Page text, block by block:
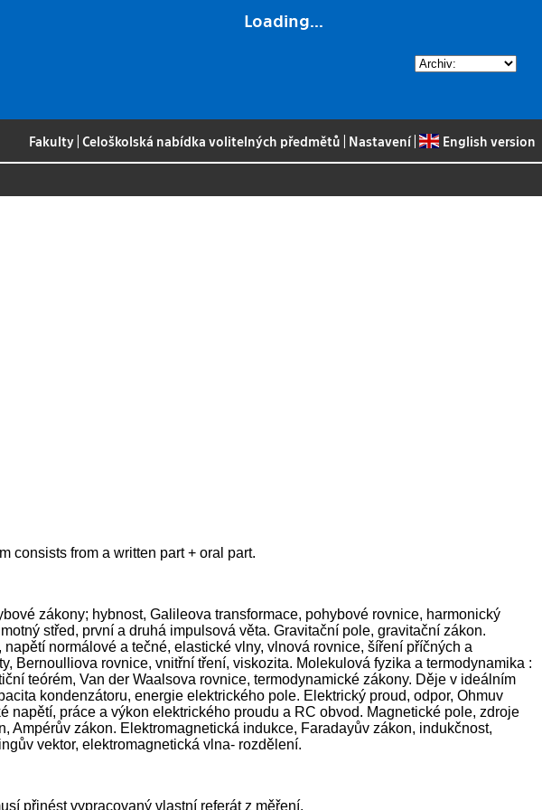
Loading...
Fakulty |Celoškolská nabídka volitelných předmětů Nastavení| English version
consists from a written part + oral part.
zákony; hybnost, Galileova transformace, pohybové rovnice, harmonický
střed, první a druhá impulsová věta. Gravitační pole, gravitační zákon.
normálové a tečné, elastické vlny, vlnová rovnice, šíření příčných a
Bernoulliova rovnice, vnitřní tření, viskozita. Molekulová fyzika a termodynamika :
teórém, Van der Waalsova rovnice, termodynamické zákony. Děje v ideálním
kondenzátoru, energie elektrického pole. Elektrický proud, odpor, Ohmuv
práce a výkon elektrického proudu a RC obvod. Magnetické pole, zdroje
zákon. Elektromagnetická indukce, Faradayův zákon, indukčnost,
vektor, elektromagnetická vlna- rozdělení.
přinést vypracovaný vlastní referát z měření.